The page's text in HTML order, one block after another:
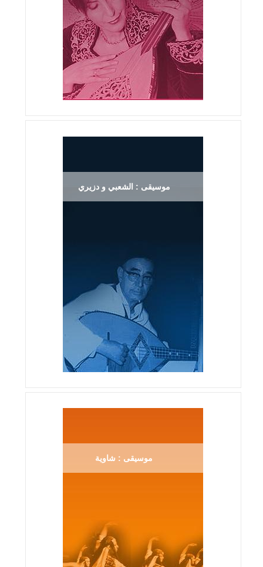
موسيقى : الشعبي و دزيري
موسيقى : شاوية